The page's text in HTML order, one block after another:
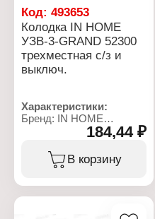
Световая индикация: нет
Код: 493653
Колодка IN HOME
УЗВ-3-GRAND 52300
трехместная с/з и
выключ.
Характеристики:
Бренд: IN HOME
Тип товара: Колодка
Модель: УЗВ-3-GRAND
Количество розеток: 3
184,44 ₽
В корзину